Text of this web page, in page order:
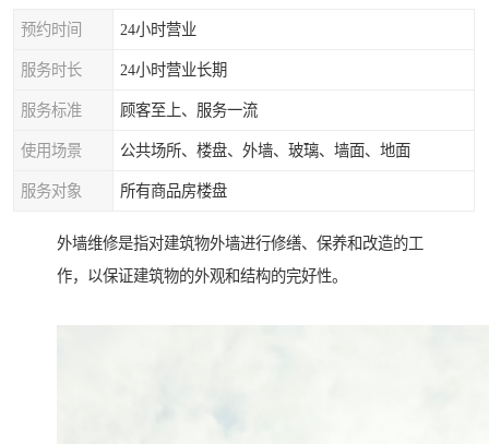
预约时间 24小时营业
服务时长 24小时营业长期
服务标准 顾客至上、服务一流
使用场景 公共场所、楼盘、外墙、玻璃、墙面、地面
服务对象 所有商品房楼盘
外墙维修是指对建筑物外墙进行修缮、保养和改造的工
作，以保证建筑物的外观和结构的完好性。